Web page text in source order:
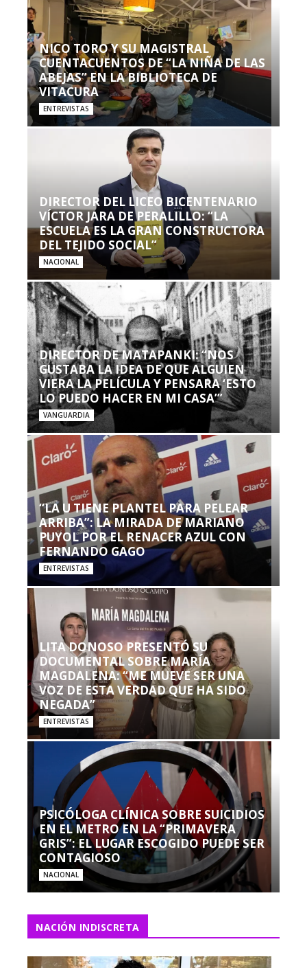
NICO TORO Y SU MAGISTRAL
CUENTACUENTOS DE “LA NIÑA DE LAS
ABEJAS” EN LA BIBLIOTECA DE
VITACURA
ENTREVISTAS
DIRECTOR DEL LICEO BICENTENARIO
VÍCTOR JARA DE PERALILLO: “LA
ESCUELA ES LA GRAN CONSTRUCTORA
DEL TEJIDO SOCIAL”
NACIONAL
DIRECTOR DE MATAPANKI: “NOS
GUSTABA LA IDEA DE QUE ALGUIEN
VIERA LA PELÍCULA Y PENSARA ‘ESTO
LO PUEDO HACER EN MI CASA’”
VANGUARDIA
“LA U TIENE PLANTEL PARA PELEAR
ARRIBA”: LA MIRADA DE MARIANO
PUYOL POR EL RENACER AZUL CON
FERNANDO GAGO
ENTREVISTAS
LITA DONOSO PRESENTÓ SU
DOCUMENTAL SOBRE MARÍA
MAGDALENA: “ME MUEVE SER UNA
VOZ DE ESTA VERDAD QUE HA SIDO
NEGADA”
ENTREVISTAS
PSICÓLOGA CLÍNICA SOBRE SUICIDIOS
EN EL METRO EN LA “PRIMAVERA
GRIS”: EL LUGAR ESCOGIDO PUEDE SER
CONTAGIOSO
NACIONAL
NACIÓN INDISCRETA